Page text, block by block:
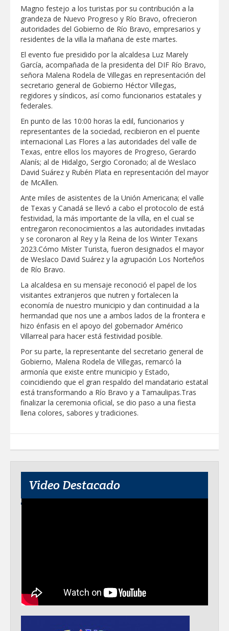
Agiliza el ITAVU procesos de
escrituración para brindar certeza
patrimonial a más familias de
Tamaulipas
GOBIERNO MUNICIPAL EXHORTA A
PREVENIR ENFERMEDADES DURANTE
LA TEMPORADA DE CALOR
Intensificó Municipio programa de
bacheo en cuatro colonias de Reynosa
Respalda la SET acuerdos de la
AVANZAN TRABAJOS DE
MODERNIZACIÓN EN AVENIDA
REFORMA; GOBIERNO MUNICIPAL
MANTIENE EL RITMO DE LAS OBRAS
PRIORITARIAS
Atendió Protección Civil de Reynosa
reportes ante lluvias
Acción y Conciencia en Campestre e
Integración Familiar
CARMEN LILIA CANTUROSAS
TRANSFORMA IMPORTANTE VIALIDAD
AL ORIENTE DE NUEVO LAREDO
Tomaron vecinos de Integración Familiar
iniciativa de Acción y Conciencia
Magno festejo a los turistas por su contribución a la
grandeza de Nuevo Progreso y Río Bravo, ofrecieron
autoridades del Gobierno de Río Bravo, empresarios y
residentes de la villa la mañana de este martes.
El evento fue presidido por la alcaldesa Luz Marely
García, acompañada de la presidenta del DIF Río Bravo,
señora Malena Rodela de Villegas en representación del
secretario general de Gobierno Héctor Villegas,
regidores y síndicos, así como funcionarios estatales y
federales.
En punto de las 10:00 horas la edil, funcionarios y
representantes de la sociedad, recibieron en el puente
internacional Las Flores a las autoridades del valle de
Texas, entre ellos los mayores de Progreso, Gerardo
Alanís; al de Hidalgo, Sergio Coronado; al de Weslaco
David Suárez y Rubén Plata en representación del mayor
de McAllen.
Ante miles de asistentes de la Unión Americana; el valle
de Texas y Canadá se llevó a cabo el protocolo de está
festividad, la más importante de la villa, en el cual se
entregaron reconocimientos a las autoridades invitadas
y se coronaron al Rey y la Reina de los Winter Texans
2023.Cómo Míster Turista, fueron designados el mayor
de Weslaco David Suárez y la agrupación Los Norteños
de Río Bravo.
La alcaldesa en su mensaje reconoció el papel de los
visitantes extranjeros que nutren y fortalecen la
economía de nuestro municipio y dan continuidad a la
hermandad que nos une a ambos lados de la frontera e
hizo énfasis en el apoyo del gobernador Américo
Villarreal para hacer está festividad posible.
Por su parte, la representante del secretario general de
Gobierno, Malena Rodela de Villegas, remarcó la
armonía que existe entre municipio y Estado,
coincidiendo que el gran respaldo del mandatario estatal
está transformando a Río Bravo y a Tamaulipas.Tras
finalizar la ceremonia oficial, se dio paso a una fiesta
llena colores, sabores y tradiciones.
Video Destacado